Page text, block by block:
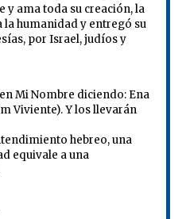
y ama toda su creación, la
la humanidad y entregó su
por Israel, judíos y
Mi Nombre diciendo: Ena
hebreo, una
equivale a una